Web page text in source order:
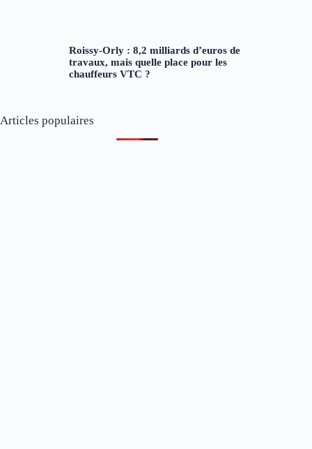
Roissy-Orly : 8,2 milliards d’euros de
travaux, mais quelle place pour les
chauffeurs VTC ?
Articles populaires